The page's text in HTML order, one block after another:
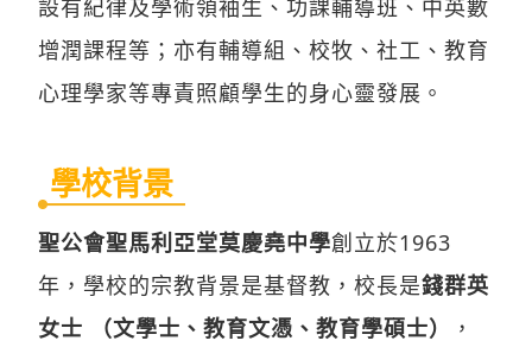
設有紀律及學術領袖生、功課輔導班、中英數
增潤課程等；亦有輔導組、校牧、社工、教育
心理學家等專責照顧學生的身心靈發展。
學校背景
聖公會聖馬利亞堂莫慶堯中學創立於1963
年，學校的宗教背景是基督教，校長是錢群英
女士 （文學士、教育文憑、教育學碩士）
，